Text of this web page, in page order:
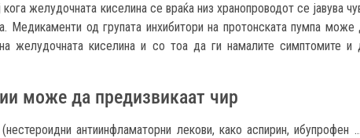
желудочната киселина се враќа низ хранопроводот се јавува
Медикаменти од групата инхибитори на протонската пумпа може
желудочната киселина и со тоа да ги намалите симптомите и
може да предизвикаат чир
антиинфламаторни лекови, како аспирин, ибупрофен